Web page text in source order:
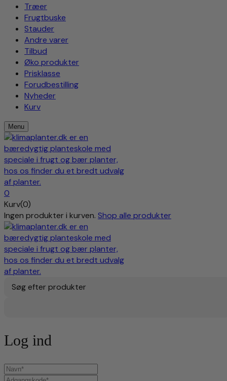
Træer
Frugtbuske
Stauder
Andre varer
Tilbud
Øko produkter
Prisklasse
Forudbestilling
Nyheder
Kurv
Menu
0
Kurv(0)
Ingen produkter i kurven. Shop alle produkter
Søg efter produkter
Log ind